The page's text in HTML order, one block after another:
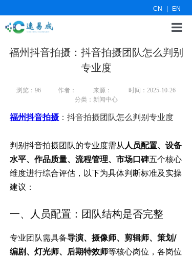
网
CN EN
福州抖音拍摄：抖音拍摄团队怎么判别
专业度
浏览： 96 作者： 来源：
时间：2025-10-26
分类：新闻中心
福州抖音拍摄 ：抖音拍摄团队怎么判别专业度
判别抖音拍摄团队的专业度需从 人员配置、设备
水平、作品质量、流程管理、市场口碑五个核心
维度进行综合评估，以下为具体判断标准及实操
建议：
一、人员配置：团队结构是否完整
专业团队需具备导演、摄像师、剪辑师、策划/
编剧、灯光师、后期特效师等核心岗位，各岗位